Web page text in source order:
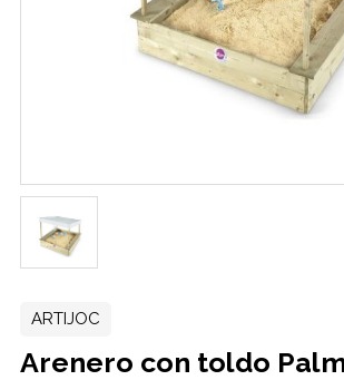
ARTIJOC
Arenero con toldo